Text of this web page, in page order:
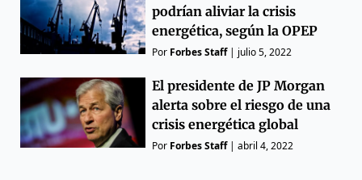
podrían aliviar la crisis
energética, según la OPEP
Por Forbes Staff| julio 5, 2022
El presidente de JP Morgan
alerta sobre el riesgo de una
crisis energética global
Por Forbes Staff|abril 4, 2022